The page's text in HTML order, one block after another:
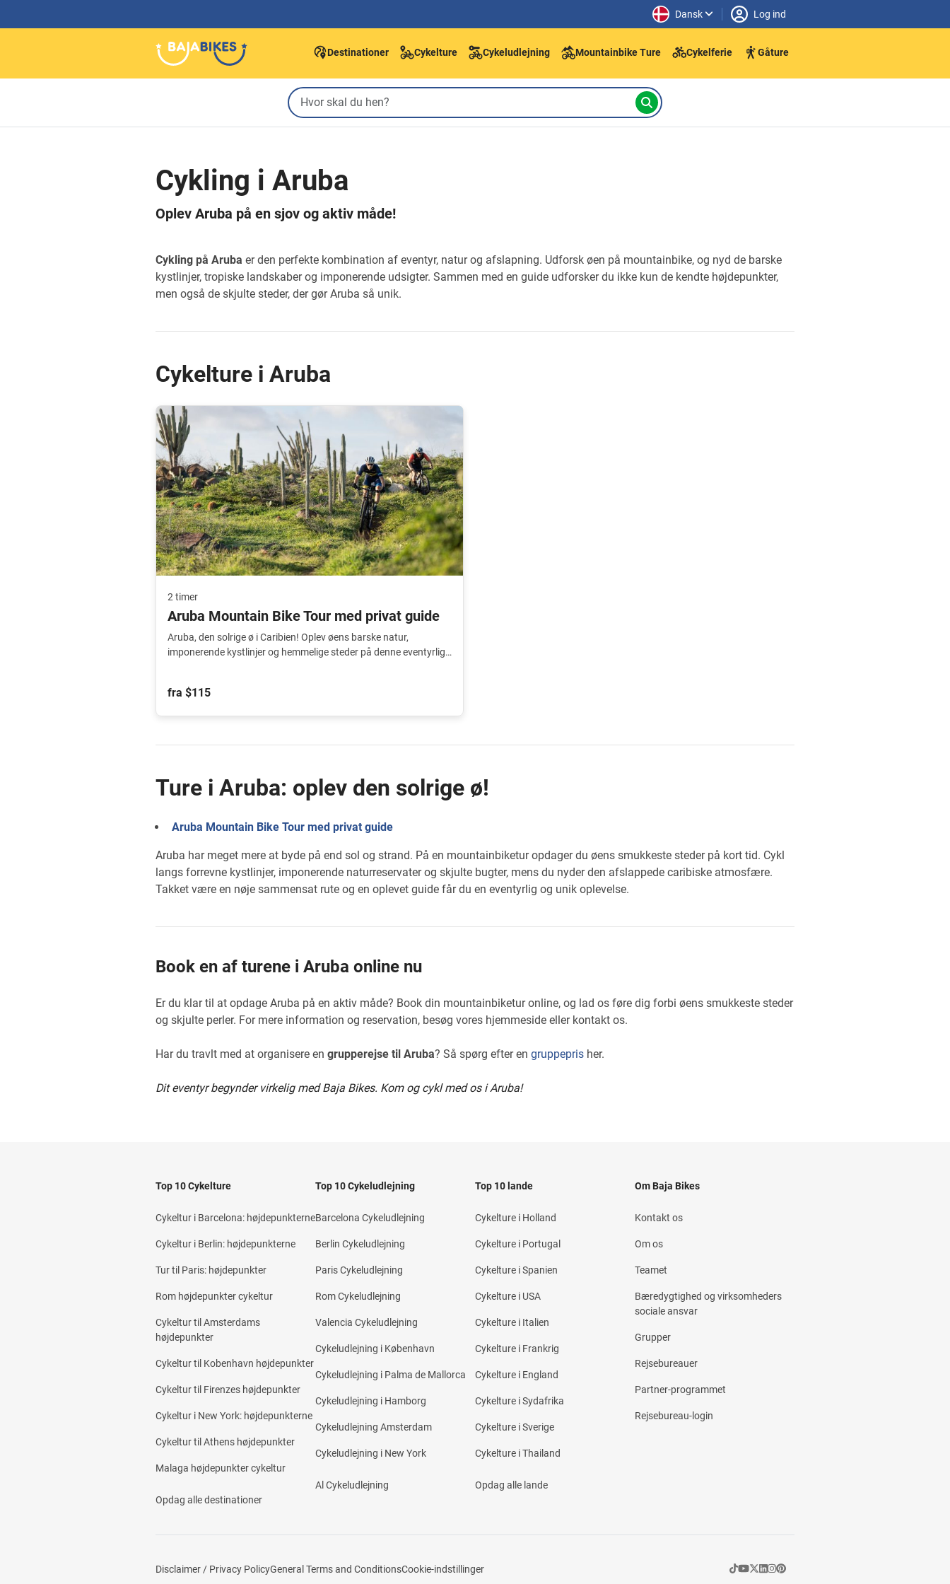
Dansk Log ind
Destinationer Cykelture Cykeludlejning Mountainbike Ture Cykelferie Gåture
Cykling i Aruba
Oplev Aruba på en sjov og aktiv måde!
Cykling på Aruba er den perfekte kombination af eventyr, natur og afslapning. Udforsk øen på mountainbike, og nyd de barske
kystlinjer, tropiske landskaber og imponerende udsigter. Sammen med en guide udforsker du ikke kun de kendte højdepunkter,
men også de skjulte steder, der gør Aruba så unik.
Cykelture i Aruba
2 timer
Aruba Mountain Bike Tour med privat guide
Aruba, den solrige ø i Caribien! Oplev øens barske natur,
imponerende kystlinjer og hemmelige steder på denne eventyrlige
fra $115
Ture i Aruba: oplev den solrige ø!
Aruba Mountain Bike Tour med privat guide
Aruba har meget mere at byde på end sol og strand. På en mountainbiketur opdager du øens smukkeste steder på kort tid. Cykl
langs forrevne kystlinjer, imponerende naturreservater og skjulte bugter, mens du nyder den afslappede caribiske atmosfære.
Takket være en nøje sammensat rute og en oplevet guide får du en eventyrlig og unik oplevelse.
Book en af turene i Aruba online nu
Er du klar til at opdage Aruba på en aktiv måde? Book din mountainbiketur online, og lad os føre dig forbi øens smukkeste steder
og skjulte perler. For mere information og reservation, besøg vores hjemmeside eller kontakt os.
Har du travlt med at organisere en grupperejse til Aruba? Så spørg efter en gruppepris her.
Dit eventyr begynder virkelig med Baja Bikes. Kom og cykl med os i Aruba!
Top 10 Cykelture
Cykeltur i Barcelona: højdepunkterne
Cykeltur i Berlin: højdepunkterne
Tur til Paris: højdepunkter
Rom højdepunkter cykeltur
Cykeltur til Amsterdams
højdepunkter
Cykeltur til Kobenhavn højdepunkter
Cykeltur til Firenzes højdepunkter
Cykeltur i New York: højdepunkterne
Cykeltur til Athens højdepunkter
Malaga højdepunkter cykeltur
Opdag alle destinationer
Top 10 Cykeludlejning
Barcelona Cykeludlejning
Berlin Cykeludlejning
Paris Cykeludlejning
Rom Cykeludlejning
Valencia Cykeludlejning
Cykeludlejning i København
Cykeludlejning i Palma de Mallorca
Cykeludlejning i Hamborg
Cykeludlejning Amsterdam
Cykeludlejning i New York
Al Cykeludlejning
Top 10 lande
Cykelture i Holland
Cykelture i Portugal
Cykelture i Spanien
Cykelture i USA
Cykelture i Italien
Cykelture i Frankrig
Cykelture i England
Cykelture i Sydafrika
Cykelture i Sverige
Cykelture i Thailand
Opdag alle lande
Om Baja Bikes
Kontakt os
Om os
Teamet
Bæredygtighed og virksomheders
sociale ansvar
Grupper
Rejsebureauer
Partner-programmet
Rejsebureau-login
Disclaimer / Privacy PolicyGeneral Terms and ConditionsCookie-indstillinger